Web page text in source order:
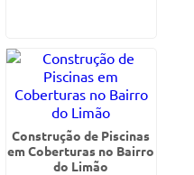
Construção de Piscinas
em Coberturas no Bairro
do Limão